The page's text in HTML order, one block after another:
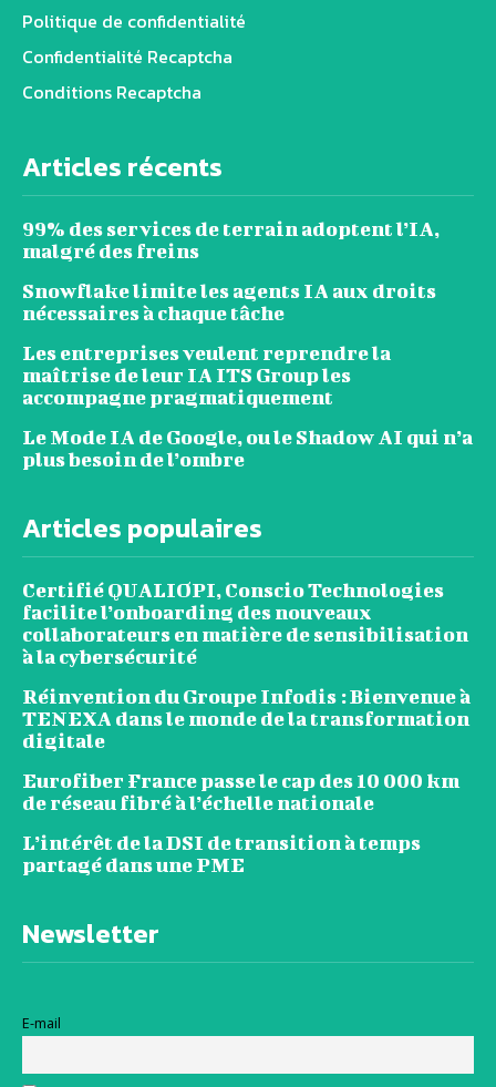
Politique de confidentialité
Confidentialité Recaptcha
Conditions Recaptcha
Articles récents
99% des services de terrain adoptent l’IA,
malgré des freins
Snowflake limite les agents IA aux droits
nécessaires à chaque tâche
Les entreprises veulent reprendre la
maîtrise de leur IA ITS Group les
accompagne pragmatiquement
Le Mode IA de Google, ou le Shadow AI qui n’a
plus besoin de l’ombre
Articles populaires
Certifié QUALIOPI, Conscio Technologies
facilite l’onboarding des nouveaux
collaborateurs en matière de sensibilisation
à la cybersécurité
Réinvention du Groupe Infodis : Bienvenue à
TENEXA dans le monde de la transformation
digitale
Eurofiber France passe le cap des 10 000 km
de réseau fibré à l’échelle nationale
L’intérêt de la DSI de transition à temps
partagé dans une PME
Newsletter
E-mail